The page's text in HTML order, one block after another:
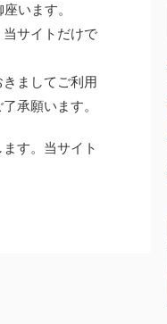
います。
サイトだけで
ましてご利用
承願います。
す。当サイト